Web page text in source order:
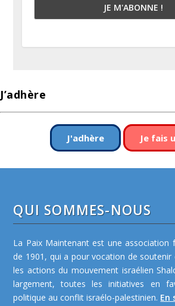
J’adhère
J'adhère Je fais
QUI SOMMES-NOUS
La Paix Maintenant est une association
de 1901, qui a pour vocation de
les actions du mouvement israélien
largement, toutes les initiatives en
politique au conflit israélo-palestinien. En